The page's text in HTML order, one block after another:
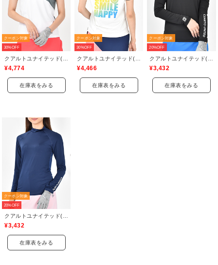
クーポン対象
30%OFF
¥4,774
在庫表をみる
クーポン対象
30%OFF
¥4,466
在庫表をみる
クーポン対象
20%OFF
¥3,432
在庫表をみる
クーポン対象
20%OFF
¥3,432
在庫表をみる